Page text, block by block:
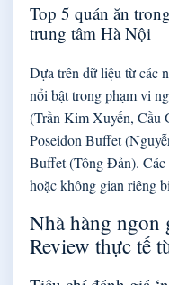
Top 5 quán ăn
trung tâm Hà Nội
Dựa trên dữ liệu từ các
nổi bật trong phạm vi
(Trần Kim Xuyến, Cầu
Poseidon Buffet
Buffet (Tông Đản). Các
hoặc không gian riêng
Nhà hàng ngon
Review thực tế